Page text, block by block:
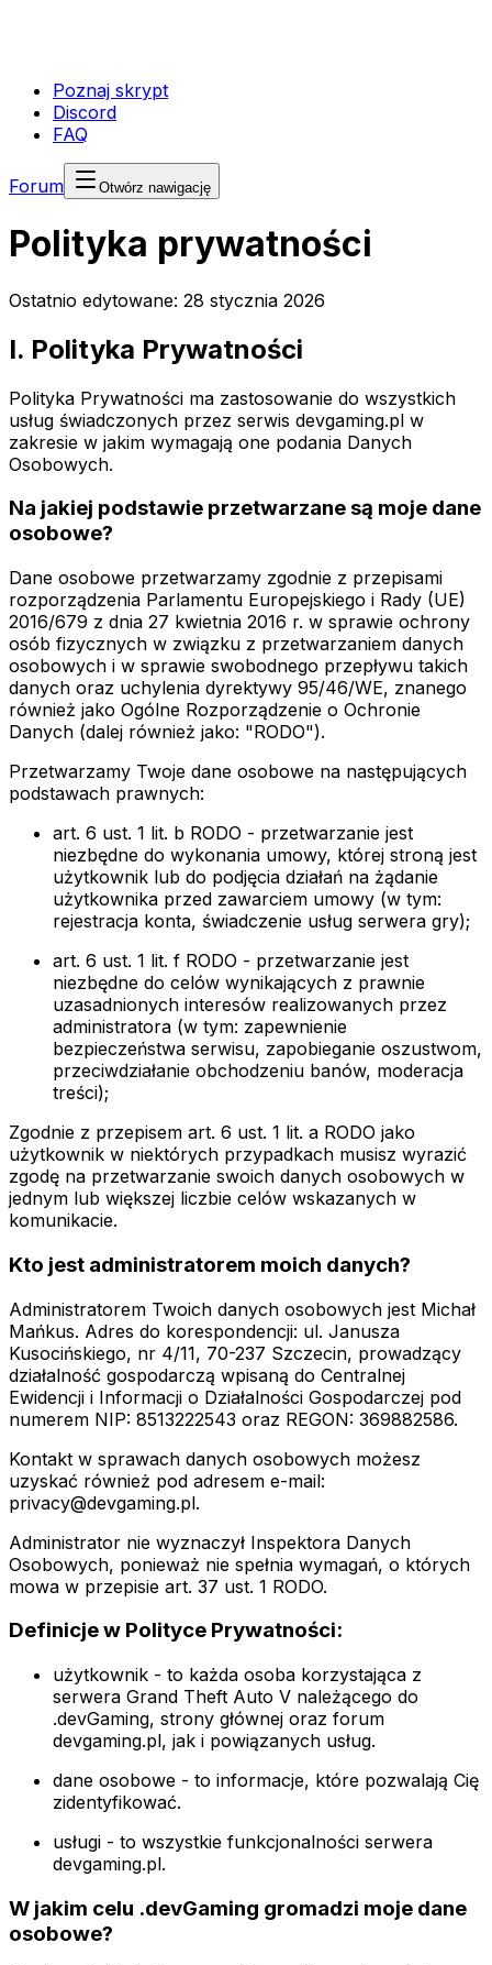
Poznaj skrypt
Discord
FAQ
Forum Otwórz nawigację
Polityka prywatności
Ostatnio edytowane: 28 stycznia 2026
I. Polityka Prywatności
Polityka Prywatności ma zastosowanie do wszystkich
usług świadczonych przez serwis devgaming.pl w
zakresie w jakim wymagają one podania Danych
Osobowych.
Na jakiej podstawie przetwarzane są moje dane
osobowe?
Dane osobowe przetwarzamy zgodnie z przepisami
rozporządzenia Parlamentu Europejskiego i Rady (UE)
2016/679 z dnia 27 kwietnia 2016 r. w sprawie ochrony
osób fizycznych w związku z przetwarzaniem danych
osobowych i w sprawie swobodnego przepływu takich
danych oraz uchylenia dyrektywy 95/46/WE, znanego
również jako Ogólne Rozporządzenie o Ochronie
Danych (dalej również jako: "RODO").
Przetwarzamy Twoje dane osobowe na następujących
podstawach prawnych:
art. 6 ust. 1 lit. b RODO - przetwarzanie jest
niezbędne do wykonania umowy, której stroną jest
użytkownik lub do podjęcia działań na żądanie
użytkownika przed zawarciem umowy (w tym:
rejestracja konta, świadczenie usług serwera gry);
art. 6 ust. 1 lit. f RODO - przetwarzanie jest
niezbędne do celów wynikających z prawnie
uzasadnionych interesów realizowanych przez
administratora (w tym: zapewnienie
bezpieczeństwa serwisu, zapobieganie oszustwom,
przeciwdziałanie obchodzeniu banów, moderacja
treści);
Zgodnie z przepisem art. 6 ust. 1 lit. a RODO jako
użytkownik w niektórych przypadkach musisz wyrazić
zgodę na przetwarzanie swoich danych osobowych w
jednym lub większej liczbie celów wskazanych w
komunikacie.
Kto jest administratorem moich danych?
Administratorem Twoich danych osobowych jest Michał
Mańkus. Adres do korespondencji: ul. Janusza
Kusocińskiego, nr 4/11, 70-237 Szczecin, prowadzący
działalność gospodarczą wpisaną do Centralnej
Ewidencji i Informacji o Działalności Gospodarczej pod
numerem NIP: 8513222543 oraz REGON: 369882586.
Kontakt w sprawach danych osobowych możesz
uzyskać również pod adresem e-mail:
privacy@devgaming.pl.
Administrator nie wyznaczył Inspektora Danych
Osobowych, ponieważ nie spełnia wymagań, o których
mowa w przepisie art. 37 ust. 1 RODO.
Definicje w Polityce Prywatności:
użytkownik - to każda osoba korzystająca z
serwera Grand Theft Auto V należącego do
.devGaming, strony głównej oraz forum
devgaming.pl, jak i powiązanych usług.
dane osobowe - to informacje, które pozwalają Cię
zidentyfikować.
usługi - to wszystkie funkcjonalności serwera
devgaming.pl.
W jakim celu .devGaming gromadzi moje dane
osobowe?